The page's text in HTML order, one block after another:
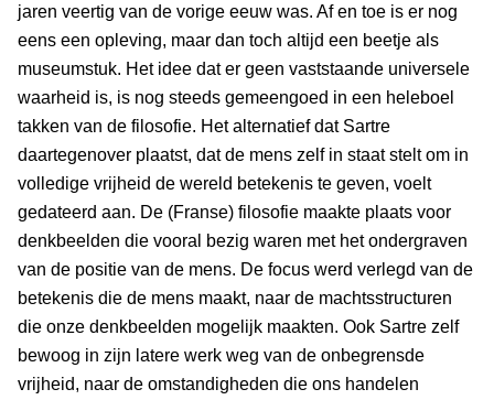
jaren veertig van de vorige eeuw was. Af en toe is er nog
eens een opleving, maar dan toch altijd een beetje als
museumstuk. Het idee dat er geen vaststaande universele
waarheid is, is nog steeds gemeengoed in een heleboel
takken van de filosofie. Het alternatief dat Sartre
daartegenover plaatst, dat de mens zelf in staat stelt om in
volledige vrijheid de wereld betekenis te geven, voelt
gedateerd aan. De (Franse) filosofie maakte plaats voor
denkbeelden die vooral bezig waren met het ondergraven
van de positie van de mens. De focus werd verlegd van de
betekenis die de mens maakt, naar de machtsstructuren
die onze denkbeelden mogelijk maakten. Ook Sartre zelf
bewoog in zijn latere werk weg van de onbegrensde
vrijheid, naar de omstandigheden die ons handelen